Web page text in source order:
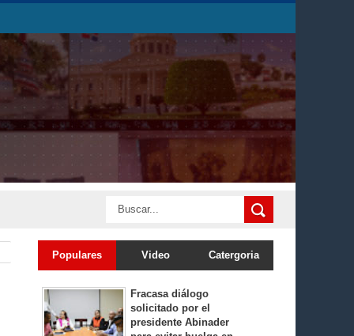
Populares Video Catergoria
Fracasa diálogo
solicitado por el
presidente Abinader